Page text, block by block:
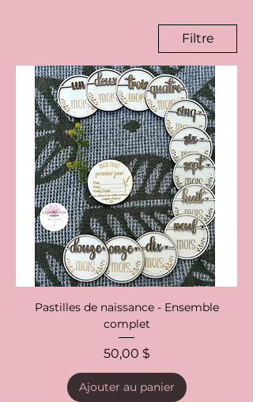
Filtre
Pastilles de naissance - Ensemble
complet
Prix
50,00 $
Ajouter au panier